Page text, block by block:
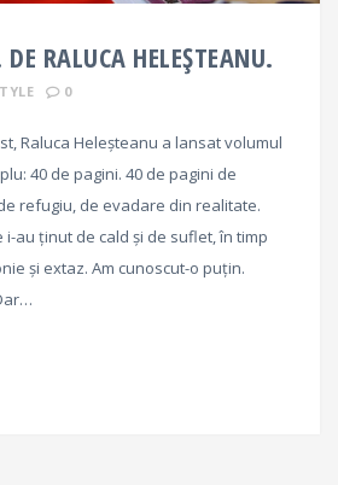
RALUCA HELEȘTEANU.
0
Raluca Heleșteanu a lansat volumul
40 de pagini. 40 de pagini de
refugiu, de evadare din realitate.
i-au ținut de cald și de suflet, în timp
și extaz. Am cunoscut-o puțin.